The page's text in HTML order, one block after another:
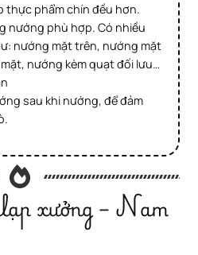
thực phẩm chín đều hơn.
nướng mặt trên, nướng mặt
nướng kèm quạt đối lưu…
xưởng – Nam